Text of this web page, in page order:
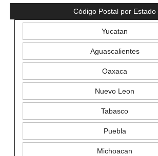
Código Postal por Estado
Yucatan
Aguascalientes
Oaxaca
Nuevo Leon
Tabasco
Puebla
Michoacan